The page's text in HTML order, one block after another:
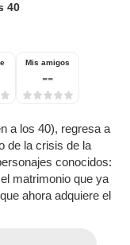
40
Mis amigos
--
a los 40), regresa a
de la crisis de la
conocidos:
matrimonio que ya
ahora adquiere el